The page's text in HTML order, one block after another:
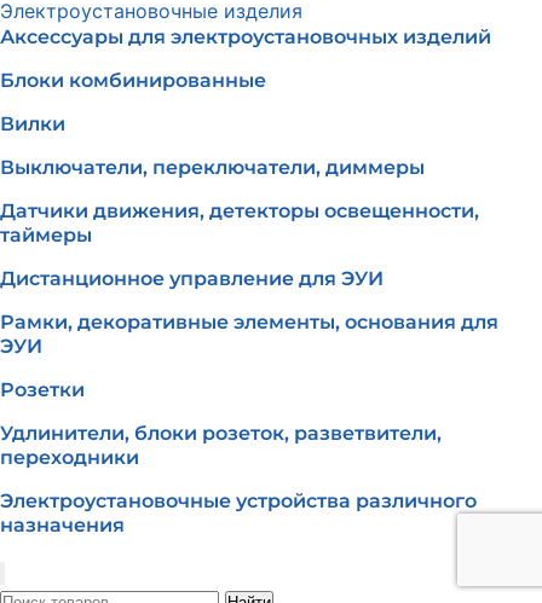
Электроустановочные изделия
Аксессуары для электроустановочных изделий
Блоки комбинированные
Вилки
Выключатели, переключатели, диммеры
Датчики движения, детекторы освещенности,
таймеры
Дистанционное управление для ЭУИ
Рамки, декоративные элементы, основания для
ЭУИ
Розетки
Удлинители, блоки розеток, разветвители,
переходники
Электроустановочные устройства различного
назначения